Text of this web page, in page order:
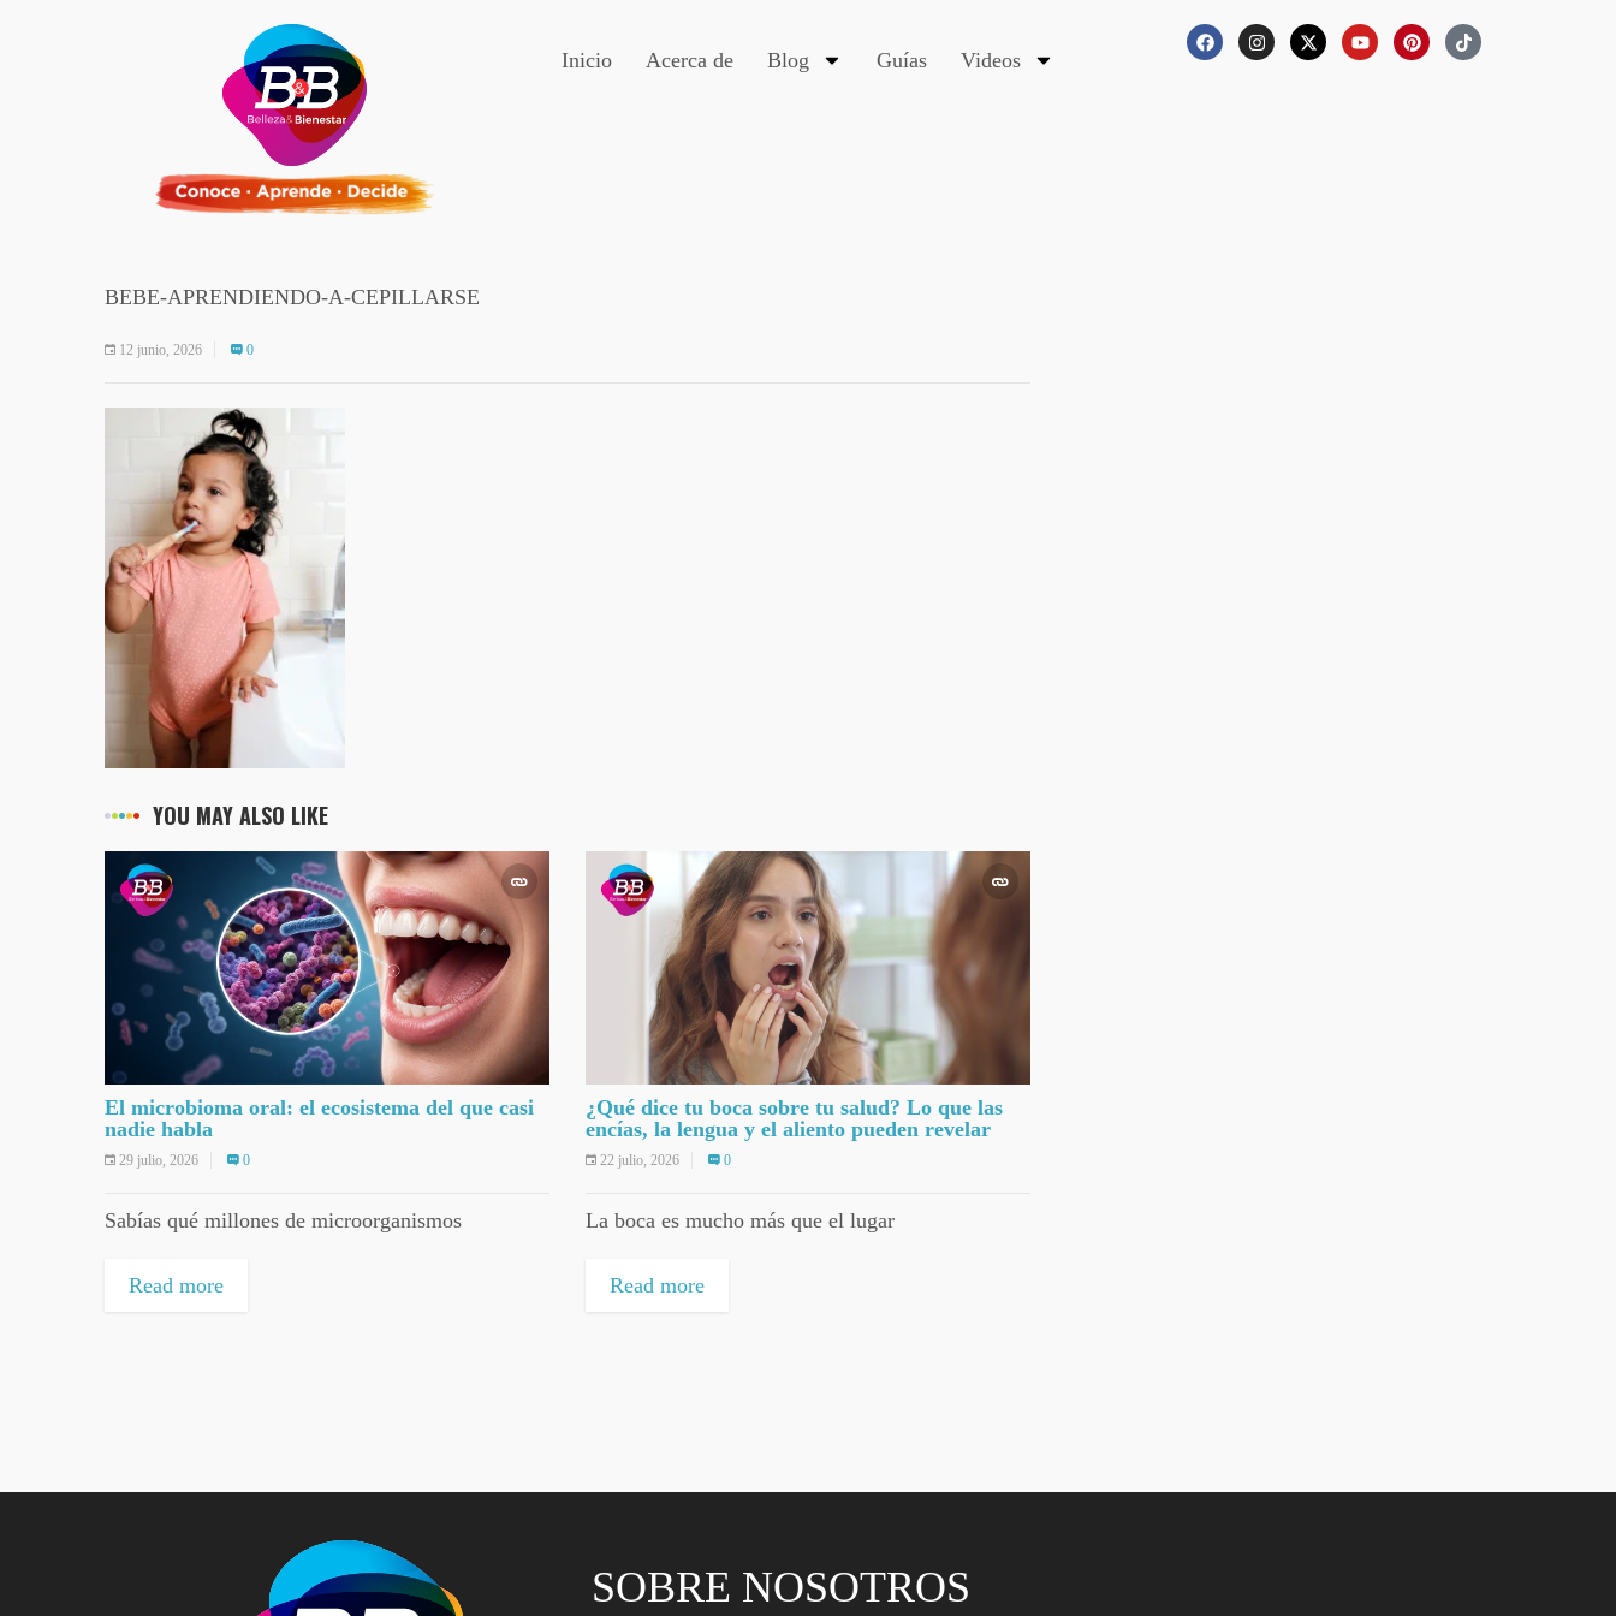
Inicio Acerca de Blog Guías Videos
BEBE-APRENDIENDO-A-CEPILLARSE
12 junio, 2026 0
YOU MAY ALSO LIKE
El microbioma oral: el ecosistema del que casi
nadie habla
29 julio, 2026 0
Sabías qué millones de microorganismos
Read more
¿Qué dice tu boca sobre tu salud? Lo que las
encías, la lengua y el aliento pueden revelar
22 julio, 2026 0
La boca es mucho más que el lugar
Read more
SOBRE NOSOTROS